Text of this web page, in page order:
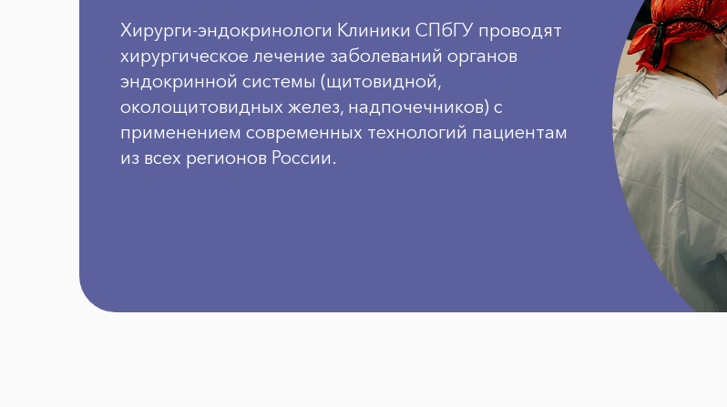
Хирурги-эндокринологи Клиники СПбГУ проводят
хирургическое лечение заболеваний органов
эндокринной системы (щитовидной,
околощитовидных желез, надпочечников) с
применением современных технологий пациентам
из всех регионов России.